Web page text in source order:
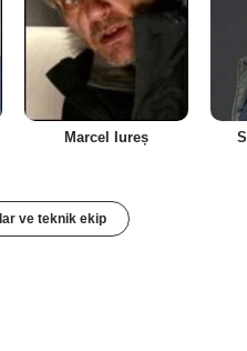
Marcel Iureș
ve teknik ekip